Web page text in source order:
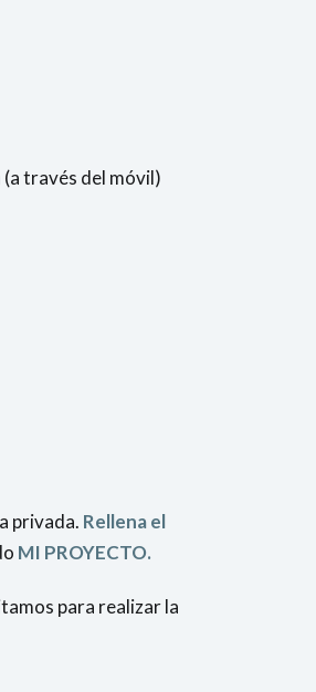
través del móvil)
privada. Rellena el
MI PROYECTO.
para realizar la